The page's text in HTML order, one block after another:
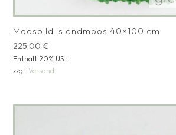
Moosbild Islandmoos 40×100 cm
225,00€
Enthält 20% USt.
zzgl.Versand